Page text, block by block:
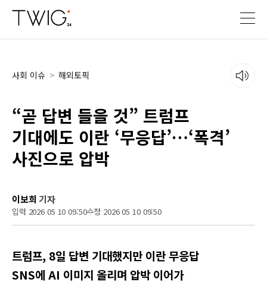
사회 이슈 > 해외토픽
“곧 답변 들을 것” 트럼프
기대에도 이란 ‘무응답’…‘폭격’
사진으로 압박
이보희 기자
입력 2026 05 10 09:50수정 2026 05 10 09:50
트럼프, 8일 답변 기대했지만 이란 무응답
SNS에 AI 이미지 올리며 압박 이어가